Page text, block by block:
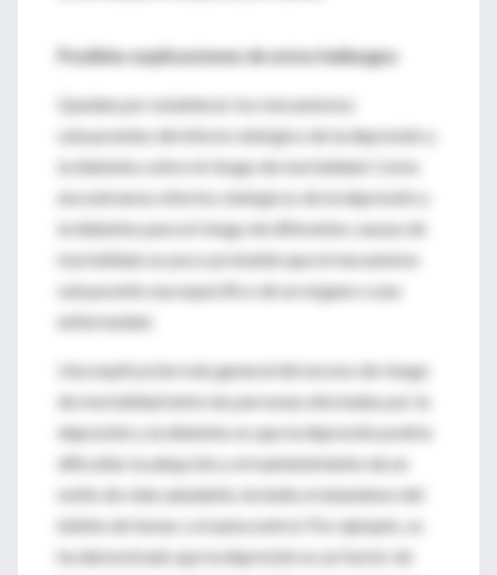
Posibles explicaciones de estos hallazgos
Quedan por establecer los mecanismos
subyacentes del efecto sinérgico de la depresión y
la diabetes sobre el riesgo de mortalidad. Como
encontramos efectos sinérgicos de la depresión y
la diabetes para el riesgo de diferentes causas de
mortalidad, es poco probable que el mecanismo
subyacente sea específico de un órgano o una
enfermedad.
Una explicación más general del exceso de riesgo
de mortalidad entre las personas afectadas por la
depresión y la diabetes es que la depresión podría
dificultar la adopción y el mantenimiento de un
estilo de vida saludable, incluido el abandono del
hábito de fumar y el autocontrol. Por ejemplo, se
ha demostrado que la depresión es un factor de